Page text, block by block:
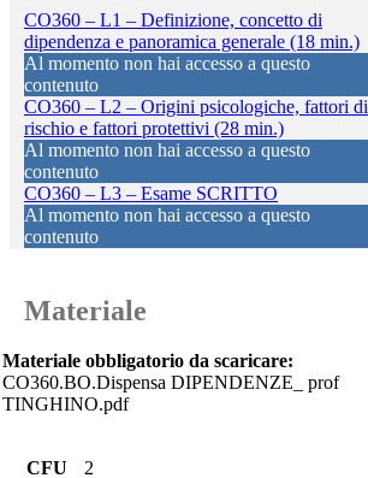
CO360 – L1 – Definizione, concetto di
dipendenza e panoramica generale (18 min.)
Al momento non hai accesso a questo
contenuto
CO360 – L2 – Origini psicologiche, fattori di
rischio e fattori protettivi (28 min.)
Al momento non hai accesso a questo
contenuto
CO360 – L3 – Esame SCRITTO
Al momento non hai accesso a questo
contenuto
Materiale
Materiale obbligatorio da scaricare:
CO360.BO.Dispensa DIPENDENZE_ prof
TINGHINO.pdf
CFU 2